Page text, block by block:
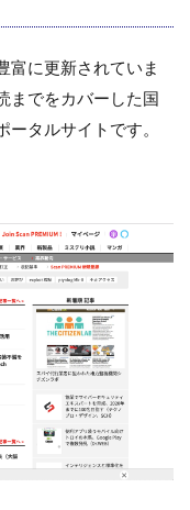
富に更新されていま
までをカバーした国
タルサイトです。